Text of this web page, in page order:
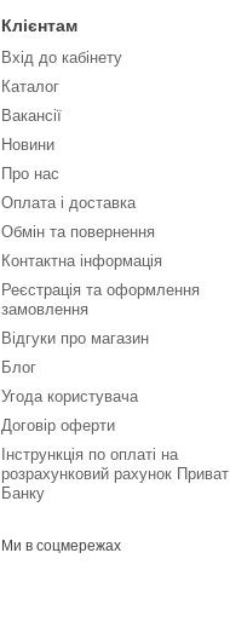
Клієнтам
Вхід до кабінету
Каталог
Вакансії
Новини
Про нас
Оплата і доставка
Обмін та повернення
Контактна інформація
Реєстрація та оформлення
замовлення
Відгуки про магазин
Блог
Угода користувача
Договір оферти
Інстрункція по оплаті на
розрахунковий рахунок Приват
Банку
Ми в соцмережах